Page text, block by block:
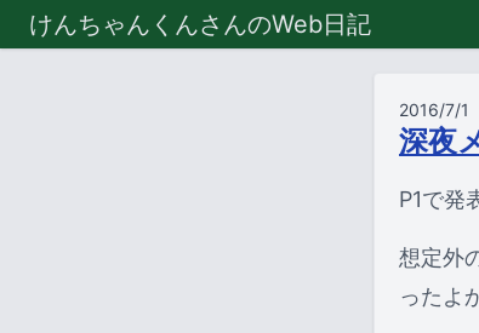
けんちゃんくんさんのWeb日記
2016/7/1
深夜
P1で発
想定外
ったよ